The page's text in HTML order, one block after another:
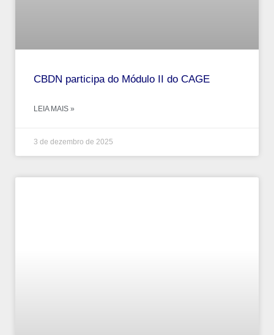
CBDN participa do Módulo II do CAGE
LEIA MAIS »
3 de dezembro de 2025